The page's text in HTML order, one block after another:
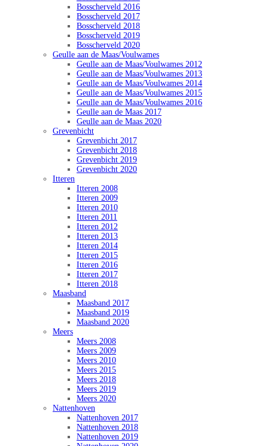
Bosscherveld 2016
Bosscherveld 2017
Bosscherveld 2018
Bosscherveld 2019
Bosscherveld 2020
Geulle aan de Maas/Voulwames
Geulle aan de Maas/Voulwames 2012
Geulle aan de Maas/Voulwames 2013
Geulle aan de Maas/Voulwames 2014
Geulle aan de Maas/Voulwames 2015
Geulle aan de Maas/Voulwames 2016
Geulle aan de Maas 2017
Geulle aan de Maas 2020
Grevenbicht
Grevenbicht 2017
Grevenbicht 2018
Grevenbicht 2019
Grevenbicht 2020
Itteren
Itteren 2008
Itteren 2009
Itteren 2010
Itteren 2011
Itteren 2012
Itteren 2013
Itteren 2014
Itteren 2015
Itteren 2016
Itteren 2017
Itteren 2018
Maasband
Maasband 2017
Maasband 2019
Maasband 2020
Meers
Meers 2008
Meers 2009
Meers 2010
Meers 2015
Meers 2018
Meers 2019
Meers 2020
Nattenhoven
Nattenhoven 2017
Nattenhoven 2018
Nattenhoven 2019